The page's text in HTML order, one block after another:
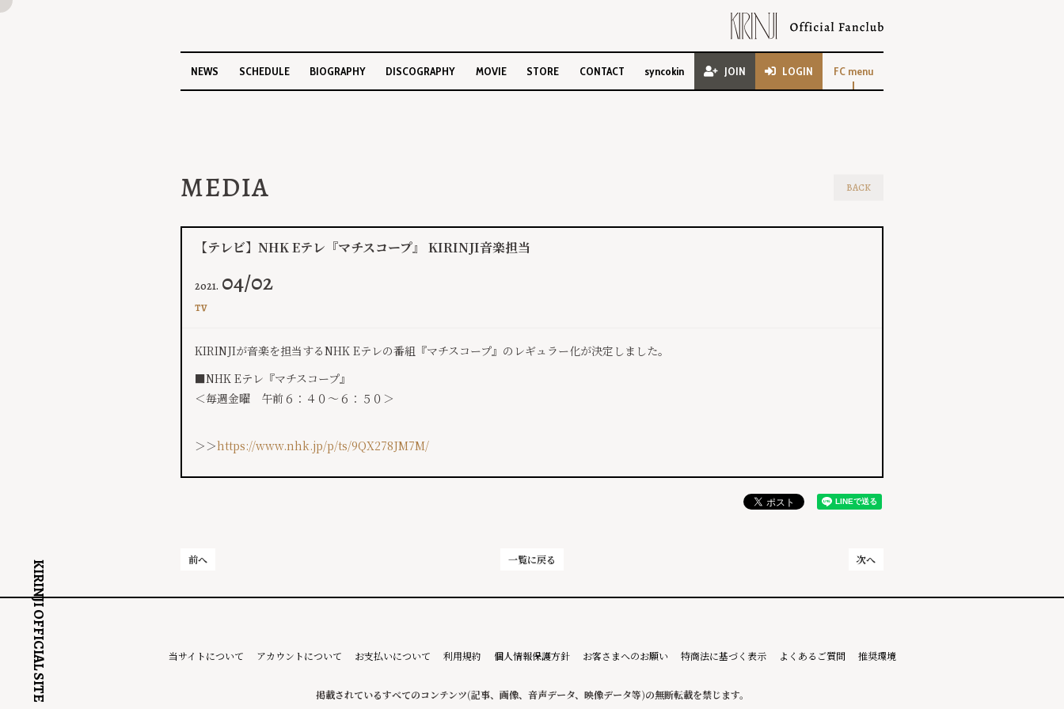
NEWS SCHEDULE BIOGRAPHY DISCOGRAPHY MOVIE STORE CONTACT syncokin JOIN LOGIN FC menu
KIRINJI OFFICIAL SITE
MEDIA BACK
【テレビ】NHK Eテレ『マチスコープ』 KIRINJI音楽担当
2021. 04/02
TV
KIRINJIが音楽を担当するNHK Eテレの番組『マチスコープ』のレギュラー化が決定しました。
■NHK Eテレ『マチスコープ』
＜毎週金曜 午前６：４０～６：５０＞
＞＞https://www.nhk.jp/p/ts/9QX278JM7M/
前へ 一覧に戻る 次へ
当サイトについて アカウントについて お支払いについて 利用規約 個人情報保護方針 お客さまへのお願い 特商法に基づく表示 よくあるご質問 推奨環境
掲載されているすべてのコンテンツ(記事、画像、音声データ、映像データ等)の無断転載を禁じます。